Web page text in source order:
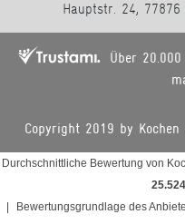
Hauptstr. 24,
Über
Copyright 2019 by
Durchschnittliche Bewertung von
25.524
Bewertungsgrundlage des